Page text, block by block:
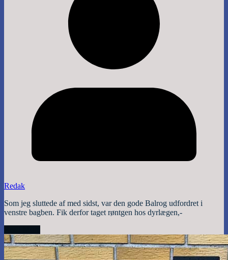
Redak
Som jeg sluttede af med sidst, var den gode Balrog udfordret i
venstre bagben. Fik derfor taget røntgen hos dyrlægen,-